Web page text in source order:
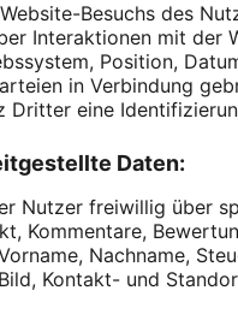
Besuchs des
Interaktionen mit der
Position,
in Verbindung
Dritter eine
Daten:
Nutzer freiwillig über
Kommentare,
Nachname,
Kontakt- und